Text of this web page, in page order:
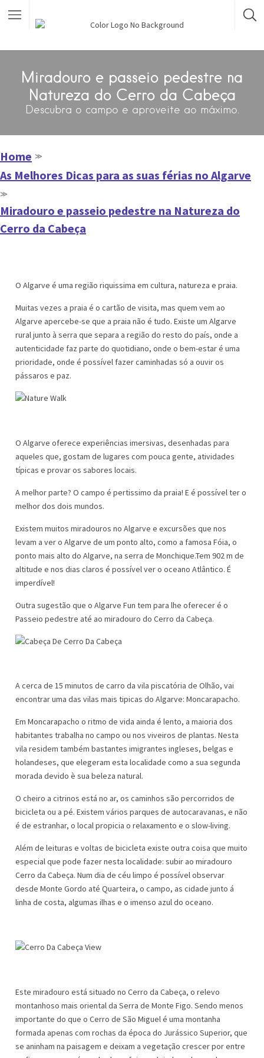
Miradouro e passeio pedestre na
Natureza do Cerro da Cabeça
Descubra o campo e aproveite ao máximo.
Home ≫
As Melhores Dicas para as suas férias no Algarve
≫
Miradouro e passeio pedestre na Natureza do
Cerro da Cabeça
O Algarve é uma região riquissima em cultura, natureza e praia.
Muitas vezes a praia é o cartão de visita, mas quem vem ao
Algarve apercebe-se que a praia não é tudo. Existe um Algarve
rural junto à serra que separa a região do resto do país, onde a
autenticidade faz parte do quotidiano, onde o bem-estar é uma
prioridade, onde é possível fazer caminhadas só a ouvir os
pássaros e paz.
O Algarve oferece experiências imersivas, desenhadas para
aqueles que, gostam de lugares com pouca gente, atividades
típicas e provar os sabores locais.
A melhor parte? O campo é pertissimo da praia! E é possível ter o
melhor dos dois mundos.
Existem muitos miradouros no Algarve e excursões que nos
levam a ver o Algarve de um ponto alto, como a famosa Fóia, o
ponto mais alto do Algarve, na serra de Monchique.Tem 902 m de
altitude e nos dias claros é possível ver o oceano Atlântico. É
imperdível!
Outra sugestão que o Algarve Fun tem para lhe oferecer é o
Passeio pedestre até ao miradouro do Cerro da Cabeça.
A cerca de 15 minutos de carro da vila piscatória de Olhão, vai
encontrar uma das vilas mais tipicas do Algarve: Moncarapacho.
Em Moncarapacho o ritmo de vida ainda é lento, a maioria dos
habitantes trabalha no campo ou nos viveiros de plantas. Nesta
vila residem também bastantes imigrantes ingleses, belgas e
holandeses, que elegeram esta localidade como a sua segunda
morada devido è sua beleza natural.
O cheiro a citrinos está no ar, os caminhos são percorridos de
bicicleta ou a pé. Existem vários parques de autocaravanas, e não
é de estranhar, o local propicia o relaxamento e o slow-living.
Além de leituras e voltas de bicicleta existe outra coisa que muito
especial que pode fazer nesta localidade: subir ao miradouro
Cerro da Cabeça. Num dia de céu limpo é possível observar
desde Monte Gordo até Quarteira, o campo, as cidade junto á
linha de costa, algumas ilhas e o imenso azul do oceano.
Este miradouro está situado no Cerro da Cabeça, o relevo
montanhoso mais oriental da Serra de Monte Figo. Sendo menos
importante do que o Cerro de São Miguel é uma montanha
formada apenas com rochas da época do Jurássico Superior, que
se aninham na paisagem e deixam a vegetação crescer por entre